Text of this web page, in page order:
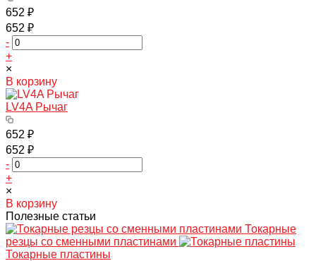
652 ₽
652 ₽
-
+
×
В корзину
LV4A Рычаг
652 ₽
652 ₽
-
+
×
В корзину
Полезные статьи
Токарные
резцы со сменными пластинами
Токарные пластины